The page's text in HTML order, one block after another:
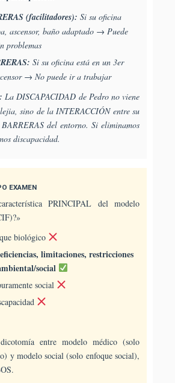
(facilitadores): Si su oficina
ascensor, baño adaptado → Puede
problemas
Si su oficina está en un 3er
→ No puede ir a trabajar
La DISCAPACIDAD de Pedro no viene
sino de la INTERACCIÓN entre su
del entorno. Si eliminamos
discapacidad.
EXAMEN
PRINCIPAL del modelo
biológico
limitaciones, restricciones
social
social
entre modelo médico (solo
y modelo social (solo enfoque social),